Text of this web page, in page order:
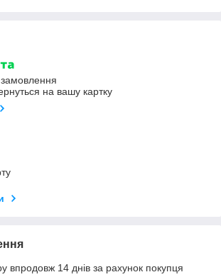
на вашу картку
впродовж 14 днів за рахунок покупця